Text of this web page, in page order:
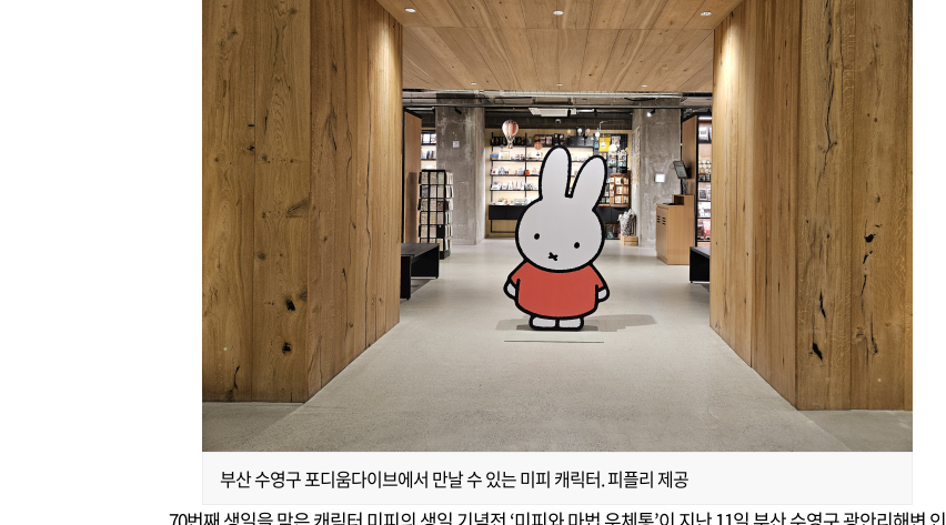
부산 수영구 포디움다이브에서 만날 수 있는 미피 캐릭터. 피플리 제공